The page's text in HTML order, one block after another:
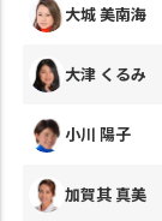
大城 美南海
大津 くるみ
小川 陽子
加賀其 真美